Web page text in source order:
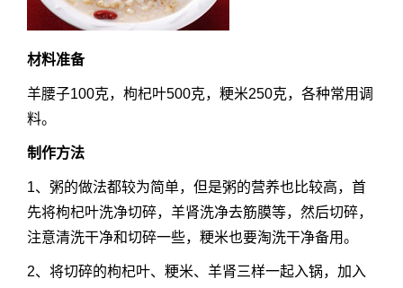
材料准备
羊腰子100克，枸杞叶500克，粳米250克，各种常用调
料。
制作方法
1、粥的做法都较为简单，但是粥的营养也比较高，首
先将枸杞叶洗净切碎，羊肾洗净去筋膜等，然后切碎，
注意清洗干净和切碎一些，粳米也要淘洗干净备用。
2、将切碎的枸杞叶、粳米、羊肾三样一起入锅，加入